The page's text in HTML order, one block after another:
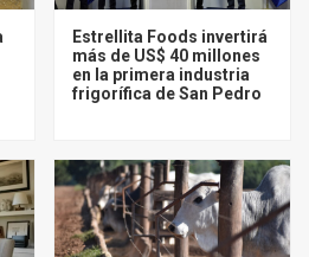
Estrellita Foods invertirá
más de US$ 40 millones
en la primera industria
frigorífica de San Pedro